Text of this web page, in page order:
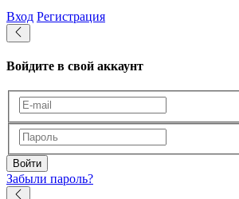
Вход Регистрация
Войдите в свой аккаунт
Войти
Забыли пароль?